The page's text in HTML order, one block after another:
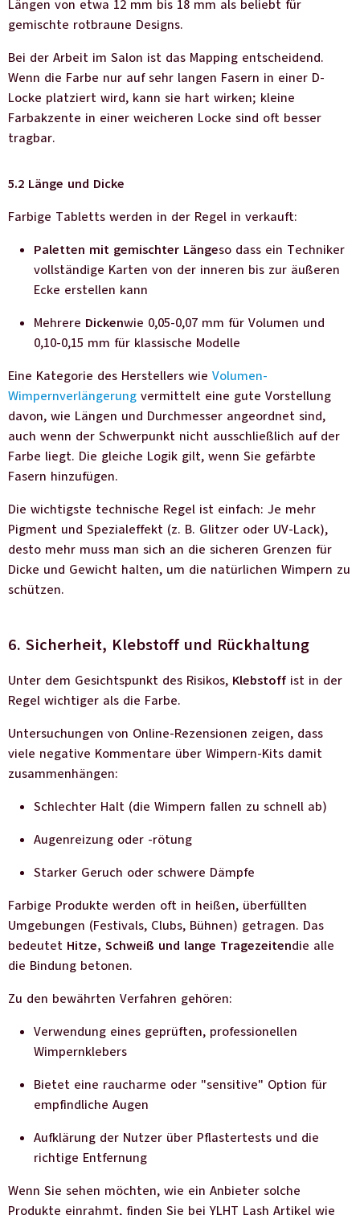
Längen von etwa 12 mm bis 18 mm als beliebt für
gemischte rotbraune Designs.
Bei der Arbeit im Salon ist das Mapping entscheidend.
Wenn die Farbe nur auf sehr langen Fasern in einer D-
Locke platziert wird, kann sie hart wirken; kleine
Farbakzente in einer weicheren Locke sind oft besser
tragbar.
5.2 Länge und Dicke
Farbige Tabletts werden in der Regel in verkauft:
Paletten mit gemischter Längeso dass ein Techniker
vollständige Karten von der inneren bis zur äußeren
Ecke erstellen kann
Mehrere Dickenwie 0,05-0,07 mm für Volumen und
0,10-0,15 mm für klassische Modelle
Eine Kategorie des Herstellers wie Volumen-
Wimpernverlängerung vermittelt eine gute Vorstellung
davon, wie Längen und Durchmesser angeordnet sind,
auch wenn der Schwerpunkt nicht ausschließlich auf der
Farbe liegt. Die gleiche Logik gilt, wenn Sie gefärbte
Fasern hinzufügen.
Die wichtigste technische Regel ist einfach: Je mehr
Pigment und Spezialeffekt (z. B. Glitzer oder UV-Lack),
desto mehr muss man sich an die sicheren Grenzen für
Dicke und Gewicht halten, um die natürlichen Wimpern zu
schützen.
6. Sicherheit, Klebstoff und Rückhaltung
Unter dem Gesichtspunkt des Risikos, Klebstoff ist in der
Regel wichtiger als die Farbe.
Untersuchungen von Online-Rezensionen zeigen, dass
viele negative Kommentare über Wimpern-Kits damit
zusammenhängen:
Schlechter Halt (die Wimpern fallen zu schnell ab)
Augenreizung oder -rötung
Starker Geruch oder schwere Dämpfe
Farbige Produkte werden oft in heißen, überfüllten
Umgebungen (Festivals, Clubs, Bühnen) getragen. Das
bedeutet Hitze, Schweiß und lange Tragezeitendie alle
die Bindung betonen.
Zu den bewährten Verfahren gehören:
Verwendung eines geprüften, professionellen
Wimpernklebers
Bietet eine raucharme oder "sensitive" Option für
empfindliche Augen
Aufklärung der Nutzer über Pflastertests und die
richtige Entfernung
Wenn Sie sehen möchten, wie ein Anbieter solche
Produkte einrahmt, finden Sie bei YLHT Lash Artikel wie